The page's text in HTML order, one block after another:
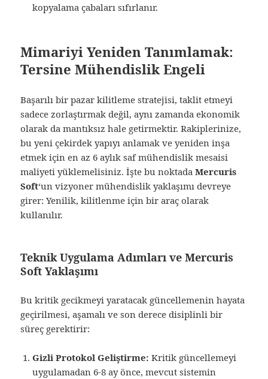
kopyalama çabaları sıfırlanır.
Mimariyi Yeniden Tanımlamak:
Tersine Mühendislik Engeli
Başarılı bir pazar kilitleme stratejisi, taklit etmeyi
sadece zorlaştırmak değil, aynı zamanda ekonomik
olarak da mantıksız hale getirmektir. Rakiplerinize,
bu yeni çekirdek yapıyı anlamak ve yeniden inşa
etmek için en az 6 aylık saf mühendislik mesaisi
maliyeti yüklemelisiniz. İşte bu noktadaMercuris
Soft‘un vizyoner mühendislik yaklaşımı devreye
girer: Yenilik, kilitlenme için bir araç olarak
kullanılır.
Teknik Uygulama Adımları ve Mercuris
Soft Yaklaşımı
Bu kritik gecikmeyi yaratacak güncellemenin hayata
geçirilmesi, aşamalı ve son derece disiplinli bir
süreç gerektirir:
Gizli Protokol Geliştirme: Kritik güncellemeyi
uygulamadan 6-8 ay önce, mevcut sistemin